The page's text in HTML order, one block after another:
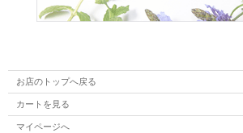
お店のトップへ戻る
カートを見る
マイページへ